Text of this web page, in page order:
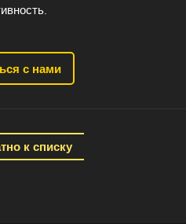
с нами
к списку